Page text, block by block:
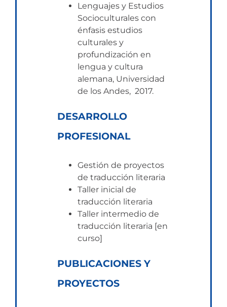
Lenguajes y Estudios
Socioculturales con
énfasis estudios
culturales y
profundización en
lengua y cultura
alemana, Universidad
de los Andes, 2017.
DESARROLLO
PROFESIONAL
Gestión de proyectos
de traducción literaria
Taller inicial de
traducción literaria
Taller intermedio de
traducción literaria [en
curso]
PUBLICACIONES Y
PROYECTOS